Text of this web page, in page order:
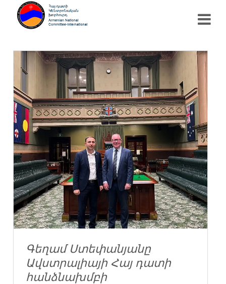
Գեղամ Ստեփանյանը
Ավստրալիայի Հայ դատի
հանձնախմբի